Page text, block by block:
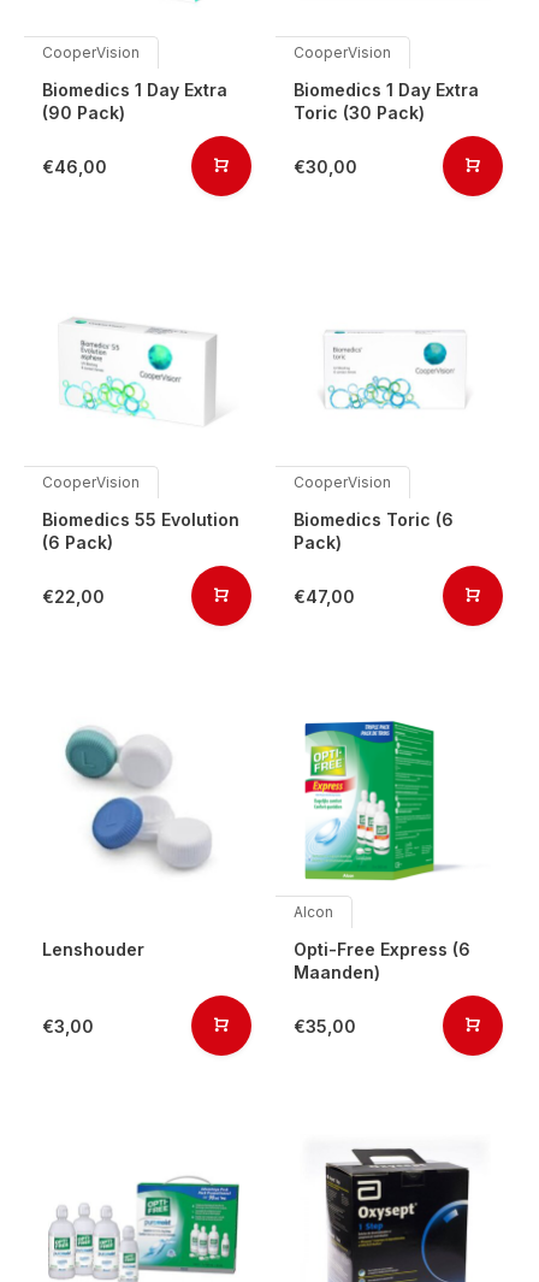
CooperVision
Biomedics 1 Day Extra
(90 Pack)
€46,00
CooperVision
Biomedics 1 Day Extra
Toric (30 Pack)
€30,00
CooperVision
Biomedics 55 Evolution
(6 Pack)
€22,00
CooperVision
Biomedics Toric (6
Pack)
€47,00
Lenshouder
€3,00
Alcon
Opti-Free Express (6
Maanden)
€35,00